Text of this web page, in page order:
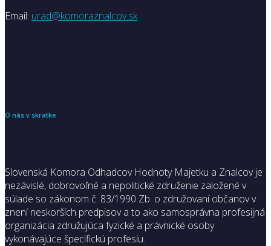
Email: urad@komoraznalcov.sk
O nás v skratke
Slovenská Komora Odhadcov Hodnoty Majetku a Znalcov je
nezávislé, dobrovoľné a nepolitické združenie založené v
súlade so zákonom č. 83/1990 Zb. o združovaní občanov v
znení neskorších predpisov a to ako samosprávna profesijná
organizácia združujúca fyzické a právnické osoby
vykonávajúce špecifickú profesiu.